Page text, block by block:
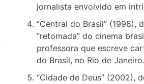
jornalista envolvido em
“Central do Brasil” (1998),
“retomada” do cinema
professora que escreve
do Brasil, no Rio de Janeiro.
“Cidade de Deus” (2002),